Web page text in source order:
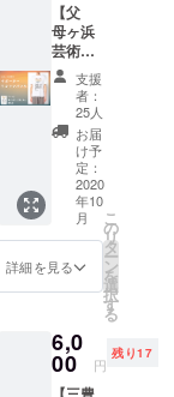
いご縁が生
まれ続け、
自らの日常
がより豊か
になる場所
になってほ
しいという
想いから名
付けまし
あれ コアメ
ンバー
今川宗一郎
ちを御
礼状に
添えて
お送り
させて
いただ
きま
す。 ※
リター
ン品の
デザイ
ンはイ
メージ
です。
ます。
【父
母ヶ浜
芸術祭
サポー
ターT
シャツ
パッ
ク】 ◆
父母ヶ
浜芸術
祭 オリ
ジナルT
シャツ
1枚 ◆
父母ヶ
浜芸術
ジナル
缶バッ
チ1個、
支援
者：
25人
お届
け予
定：
2020
年10
月
詳細を見る
こ
の
リ
タ
ー
ン
を
選
択
す
る
6,0
00 円
残り17